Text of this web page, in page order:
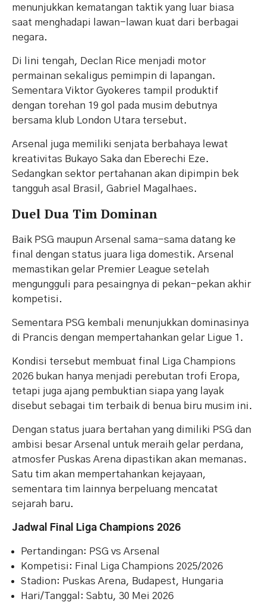
menunjukkan kematangan taktik yang luar biasa
saat menghadapi lawan-lawan kuat dari berbagai
negara.
Di lini tengah, Declan Rice menjadi motor
permainan sekaligus pemimpin di lapangan.
Sementara Viktor Gyokeres tampil produktif
dengan torehan 19 gol pada musim debutnya
bersama klub London Utara tersebut.
Arsenal juga memiliki senjata berbahaya lewat
kreativitas Bukayo Saka dan Eberechi Eze.
Sedangkan sektor pertahanan akan dipimpin bek
tangguh asal Brasil, Gabriel Magalhaes.
Duel Dua Tim Dominan
Baik PSG maupun Arsenal sama-sama datang ke
final dengan status juara liga domestik. Arsenal
memastikan gelar Premier League setelah
mengungguli para pesaingnya di pekan-pekan akhir
kompetisi.
Sementara PSG kembali menunjukkan dominasinya
di Prancis dengan mempertahankan gelar Ligue 1.
Kondisi tersebut membuat final Liga Champions
2026 bukan hanya menjadi perebutan trofi Eropa,
tetapi juga ajang pembuktian siapa yang layak
disebut sebagai tim terbaik di benua biru musim ini.
Dengan status juara bertahan yang dimiliki PSG dan
ambisi besar Arsenal untuk meraih gelar perdana,
atmosfer Puskas Arena dipastikan akan memanas.
Satu tim akan mempertahankan kejayaan,
sementara tim lainnya berpeluang mencatat
sejarah baru.
Jadwal Final Liga Champions 2026
Pertandingan: PSG vs Arsenal
Kompetisi: Final Liga Champions 2025/2026
Stadion: Puskas Arena, Budapest, Hungaria
Hari/Tanggal: Sabtu, 30 Mei 2026